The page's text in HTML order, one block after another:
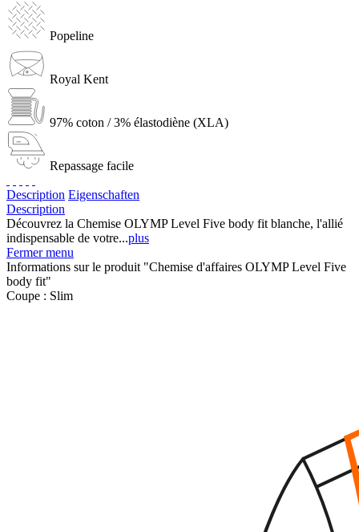
Popeline
Royal Kent
97% coton / 3% élastodiène (XLA)
Repassage facile
Description Eigenschaften
Description
Découvrez la Chemise OLYMP Level Five body fit blanche, l'allié
indispensable de votre...plus
Fermer menu
Informations sur le produit "Chemise d'affaires OLYMP Level Five
body fit"
Coupe : Slim